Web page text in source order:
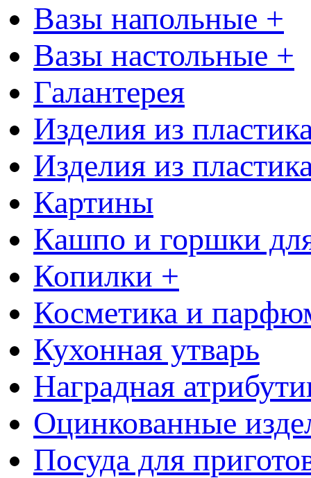
Вазы напольные +
Вазы настольные +
Галантерея
Изделия из
Изделия из
Картины
Кашпо и горшки
Копилки +
Косметика и
Кухонная утварь
Наградная
Оцинкованные
Посуда для